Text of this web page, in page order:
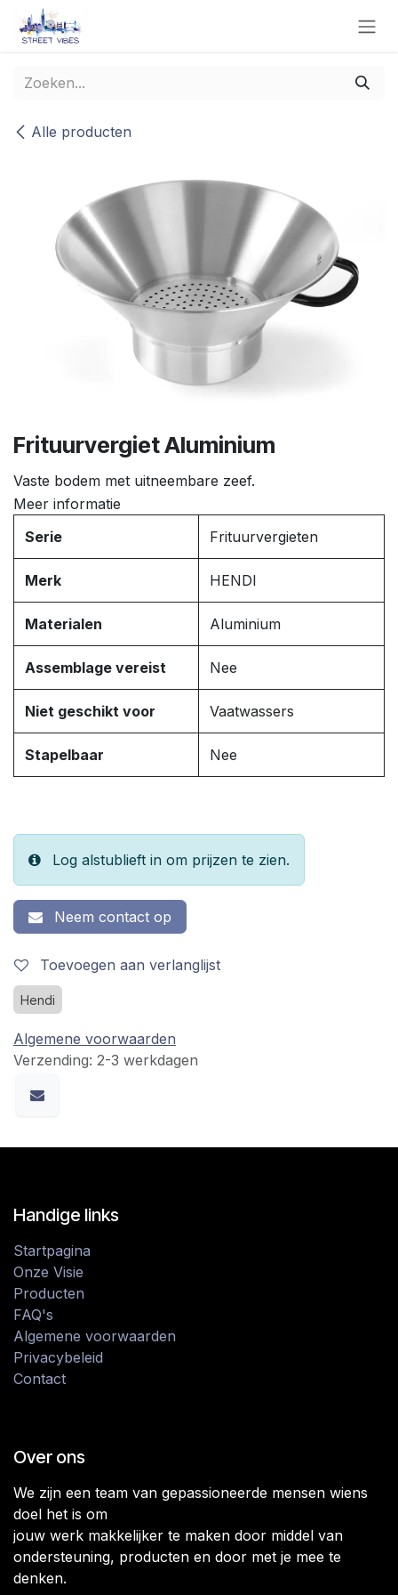
Overslaan naar inhoud
Alle producten
Frituurvergiet Aluminium
Vaste bodem met uitneembare zeef.
Meer informatie
Serie
Frituurvergieten
Merk HENDI
Materialen Aluminium
Assemblage vereist Nee
Niet geschikt voor Vaatwassers
Stapelbaar Nee
Log alstublieft in om prijzen te zien.
Neem contact op
Toevoegen aan verlanglijst
Hendi
Algemene voorwaarden
Verzending: 2-3 werkdagen
Handige links
Startpagina
Onze Visie
Producten
FAQ's
Algemene voorwaarden
Privacybeleid
Contact
Over ons
We zijn een team van gepassioneerde mensen wiens
doel het is om
jouw werk makkelijker te maken door middel van
ondersteuning, producten en door met je mee te
denken.